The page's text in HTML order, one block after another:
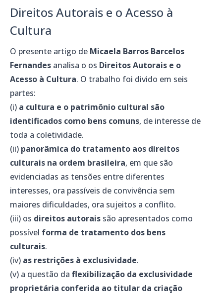
Direitos Autorais e o Acesso à
Cultura
O presente artigo de Micaela Barros Barcelos
Fernandes analisa o os Direitos Autorais e o
Acesso à Cultura. O trabalho foi divido em seis
partes:
(i) a cultura e o patrimônio cultural são
identificados como bens comuns, de interesse de
toda a coletividade.
(ii) panorâmica do tratamento aos direitos
culturais na ordem brasileira, em que são
evidenciadas as tensões entre diferentes
interesses, ora passíveis de convivência sem
maiores dificuldades, ora sujeitos a conflito.
(iii) os direitos autorais são apresentados como
possível forma de tratamento dos bens
culturais.
(iv) as restrições à exclusividade.
(v) a questão da flexibilização da exclusividade
proprietária conferida ao titular da criação